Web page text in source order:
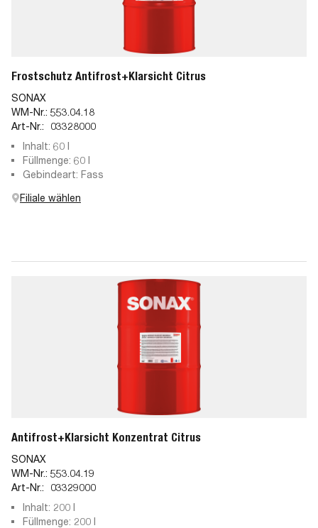
Frostschutz Antifrost+Klarsicht Citrus
SONAX
WM-Nr.: 553.04.18
Art-Nr.:
03328000
Inhalt: 60 l
Füllmenge: 60 l
Gebindeart: Fass
Filiale wählen
Antifrost+Klarsicht Konzentrat Citrus
SONAX
WM-Nr.: 553.04.19
Art-Nr.:
03329000
Inhalt: 200 l
Füllmenge: 200 l